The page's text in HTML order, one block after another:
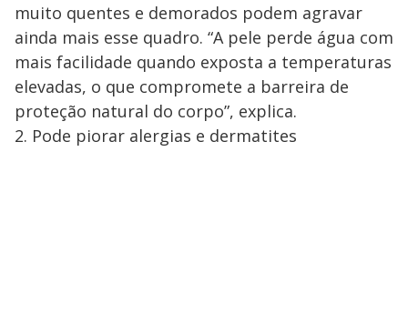
muito quentes e demorados podem agravar
ainda mais esse quadro. “A pele perde água com
mais facilidade quando exposta a temperaturas
elevadas, o que compromete a barreira de
proteção natural do corpo”, explica.
2. Pode piorar alergias e dermatites